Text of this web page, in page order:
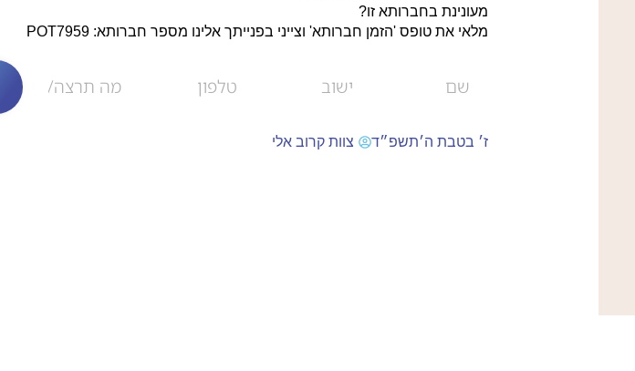
מעונינת בחברותא זו?
מלאי את טופס 'הזמן חברותא' וצייני בפנייתך אלינו מספר חברותא: POT7959
ז׳ בטבת ה׳תשפ״ד צוות קרוב אלי